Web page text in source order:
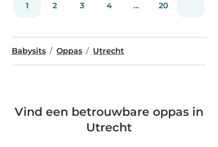
1 2 3 4 ... 20
Babysits Oppas Utrecht
Vind een betrouwbare oppas in
Utrecht